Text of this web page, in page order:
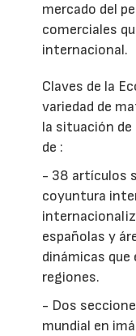
mercado del
comerciales
internacional.
Claves de la
variedad de
la situación
de :
- 38 artículos
coyuntura
españolas y
dinámicas que
regiones.
- Dos
mundial en